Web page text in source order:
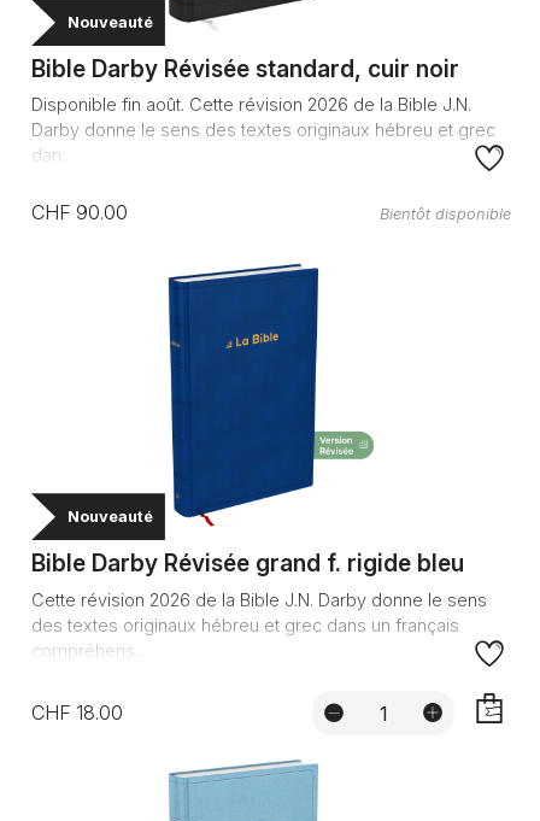
Nouveauté
Bible Darby Révisée standard, cuir noir
Disponible fin août. Cette révision 2026 de la Bible J.N.
Darby donne le sens des textes originaux hébreu et grec
dan...
CHF 90.00 Bientôt disponible
Nouveauté
Bible Darby Révisée grand f. rigide bleu
Cette révision 2026 de la Bible J.N. Darby donne le sens
des textes originaux hébreu et grec dans un français
compréhens...
CHF 18.00